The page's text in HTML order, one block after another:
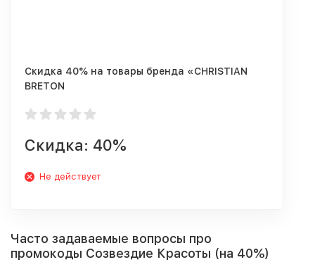
Скидка 40% на товары бренда «CHRISTIAN
BRETON
Скидка: 40%
Не действует
Часто задаваемые вопросы про
промокоды Созвездие Красоты (на 40%)